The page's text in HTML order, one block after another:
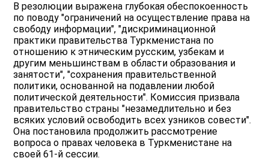
В резолюции выражена глубокая обеспокоенность
по поводу "ограничений на осуществление права на
свободу информации", "дискриминационной
практики правительства Туркменистана по
отношению к этническим русским, узбекам и
другим меньшинствам в области образования и
занятости", "сохранения правительственной
политики, основанной на подавлении любой
политической деятельности". Комиссия призвала
правительство страны "незамедлительно и без
всяких условий освободить всех узников совести".
Она постановила продолжить рассмотрение
вопроса о правах человека в Туркменистане на
своей 61-й сессии.